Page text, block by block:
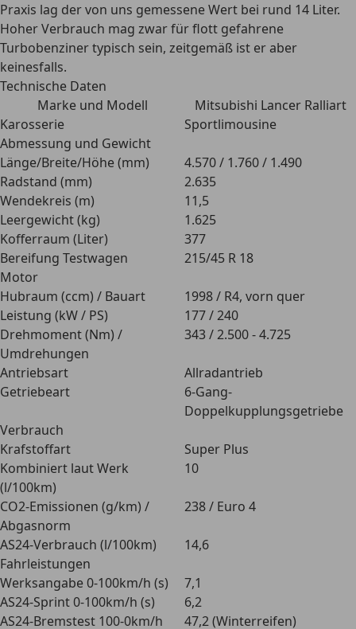
Praxis lag der von uns gemessene Wert bei rund 14 Liter.
Hoher Verbrauch mag zwar für flott gefahrene
Turbobenziner typisch sein, zeitgemäß ist er aber
keinesfalls.
Technische Daten
Marke und Modell
Mitsubishi Lancer Ralliart
Karosserie
Sportlimousine
Abmessung und Gewicht
Länge/Breite/Höhe (mm)
4.570 / 1.760 / 1.490
Radstand (mm)
2.635
Wendekreis (m)
11,5
Leergewicht (kg)
1.625
Kofferraum (Liter)
377
Bereifung Testwagen
215/45 R 18
Motor
Hubraum (ccm) / Bauart
1998 / R4, vorn quer
Leistung (kW / PS)
177 / 240
Drehmoment (Nm) /
Umdrehungen
343 / 2.500 - 4.725
Antriebsart
Allradantrieb
Getriebeart
6-Gang-
Doppelkupplungsgetriebe
Verbrauch
Krafstoffart
Super Plus
Kombiniert laut Werk
(l/100km)
10
CO2-Emissionen (g/km) /
Abgasnorm
238 / Euro 4
AS24-Verbrauch (l/100km)
14,6
Fahrleistungen
Werksangabe 0-100km/h (s)
7,1
AS24-Sprint 0-100km/h (s)
6,2
AS24-Bremstest 100-0km/h
47,2 (Winterreifen)